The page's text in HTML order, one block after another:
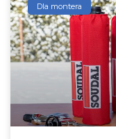
Dla montera